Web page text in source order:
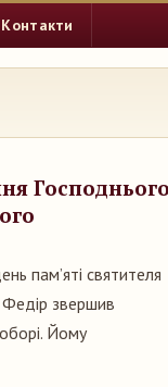
Контакти
Господнього
пам’яті святителя
Федір звершив
Йому